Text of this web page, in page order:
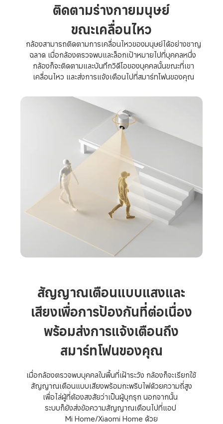
ติดตามร่างกายมนุษย์
ขณะเคลื่อนไหว
กล้องสามารถติดตามการเคลื่อนไหวของมนุษย์ได้อย่างชาญ
ฉลาด เมื่อกล้องตรวจพบและล็อกเป้าหมายไปที่บุคคลหนึ่ง
กล้องก็จะติดตามและบันทึกวิดีโอของบุคคลนั้นขณะที่เขา
เคลื่อนไหว และส่งการแจ้งเตือนไปที่สมาร์ทโฟนของคุณ
สัญญาณเตือนแบบแสงและ
เสียงเพื่อการป้องกันที่ต่อเนื่อง
พร้อมส่งการแจ้งเตือนถึง
สมาร์ทโฟนของคุณ
เมื่อกล้องตรวจพบบุคคลในพื้นที่เฝ้าระวัง กล้องก็จะเรียกใช้
สัญญาณเตือนแบบเสียงพร้อมกะพริบไฟด้วยความถี่สูง
เพื่อไล่ผู้ที่ต้องสงสัยว่าเป็นผู้บุกรุก นอกจากนั้น
ระบบก็ยังส่งข้อความสัญญาณเตือนไปที่แอป
Mi Home/Xiaomi Home ด้วย